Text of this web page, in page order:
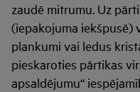
zaudē mitrumu. Uz
(iepakojuma iekšpusē)
plankumi vai ledus
pieskaroties pārtikas
apsaldējumu“